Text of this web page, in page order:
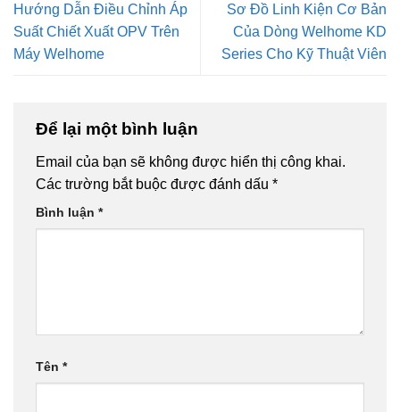
Hướng Dẫn Điều Chỉnh Áp
Suất Chiết Xuất OPV Trên
Máy Welhome
Sơ Đồ Linh Kiện Cơ Bản
Của Dòng Welhome KD
Series Cho Kỹ Thuật Viên
Để lại một bình luận
Email của bạn sẽ không được hiển thị công khai.
Các trường bắt buộc được đánh dấu *
Bình luận *
Tên *